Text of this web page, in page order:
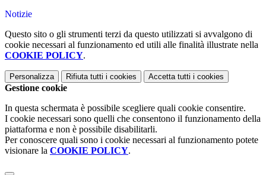
Notizie
Questo sito o gli strumenti terzi da questo utilizzati si avvalgono di
cookie necessari al funzionamento ed utili alle finalità illustrate nella
COOKIE POLICY.
Personalizza Rifiuta tutti i cookies Accetta tutti i cookies
Gestione cookie
In questa schermata è possibile scegliere quali cookie consentire.
I cookie necessari sono quelli che consentono il funzionamento della
piattaforma e non è possibile disabilitarli.
Per conoscere quali sono i cookie necessari al funzionamento potete
visionare la COOKIE POLICY.